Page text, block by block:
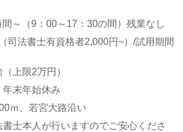
～（9：00～17：30の間）残業なし
司法書士有資格者2,000円~）/試用期間
上限2万円）
年末年始休み
ｍ、若宮大路沿い
士本人が行いますのでご安心くださ